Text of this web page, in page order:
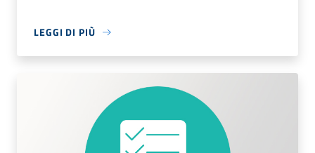
LEGGI DI PIÙ